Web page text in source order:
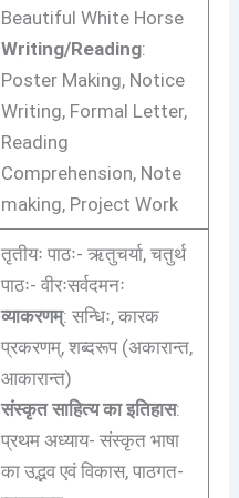
Beautiful White Horse
Writing/Reading:
Poster Making, Notice
Writing, Formal Letter,
Reading
Comprehension, Note
making, Project Work
तृतीयः पाठः- ऋतुचर्या, चतुर्थ
पाठः- वीरःसर्वदमनः
व्याकरणम्: सन्धिः, कारक
प्रकरणम्, शब्दरूप (अकारान्त,
आकारान्त)
संस्कृत साहित्य का इतिहास:
प्रथम अध्याय- संस्कृत भाषा
का उद्भव एवं विकास, पाठगत-